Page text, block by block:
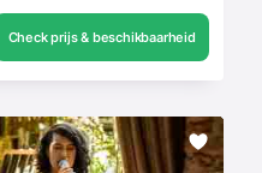
Check prijs & beschikbaarheid